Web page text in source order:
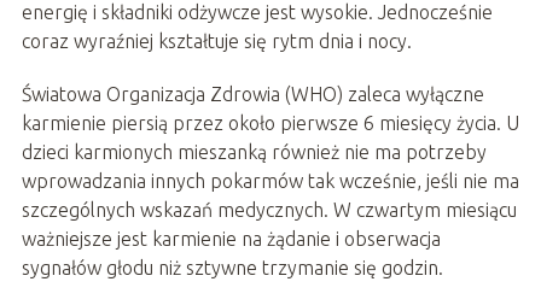
energię i składniki odżywcze jest wysokie. Jednocześnie
coraz wyraźniej kształtuje się rytm dnia i nocy.
Światowa Organizacja Zdrowia (WHO) zaleca wyłączne
karmienie piersią przez około pierwsze 6 miesięcy życia. U
dzieci karmionych mieszanką również nie ma potrzeby
wprowadzania innych pokarmów tak wcześnie, jeśli nie ma
szczególnych wskazań medycznych. W czwartym miesiącu
ważniejsze jest karmienie na żądanie i obserwacja
sygnałów głodu niż sztywne trzymanie się godzin.